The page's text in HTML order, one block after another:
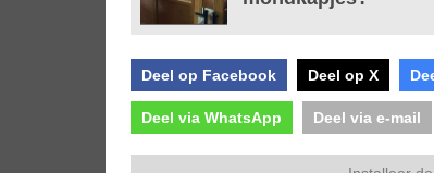
Deel op Facebook Deel op X
Deel via WhatsApp Deel via e-mail